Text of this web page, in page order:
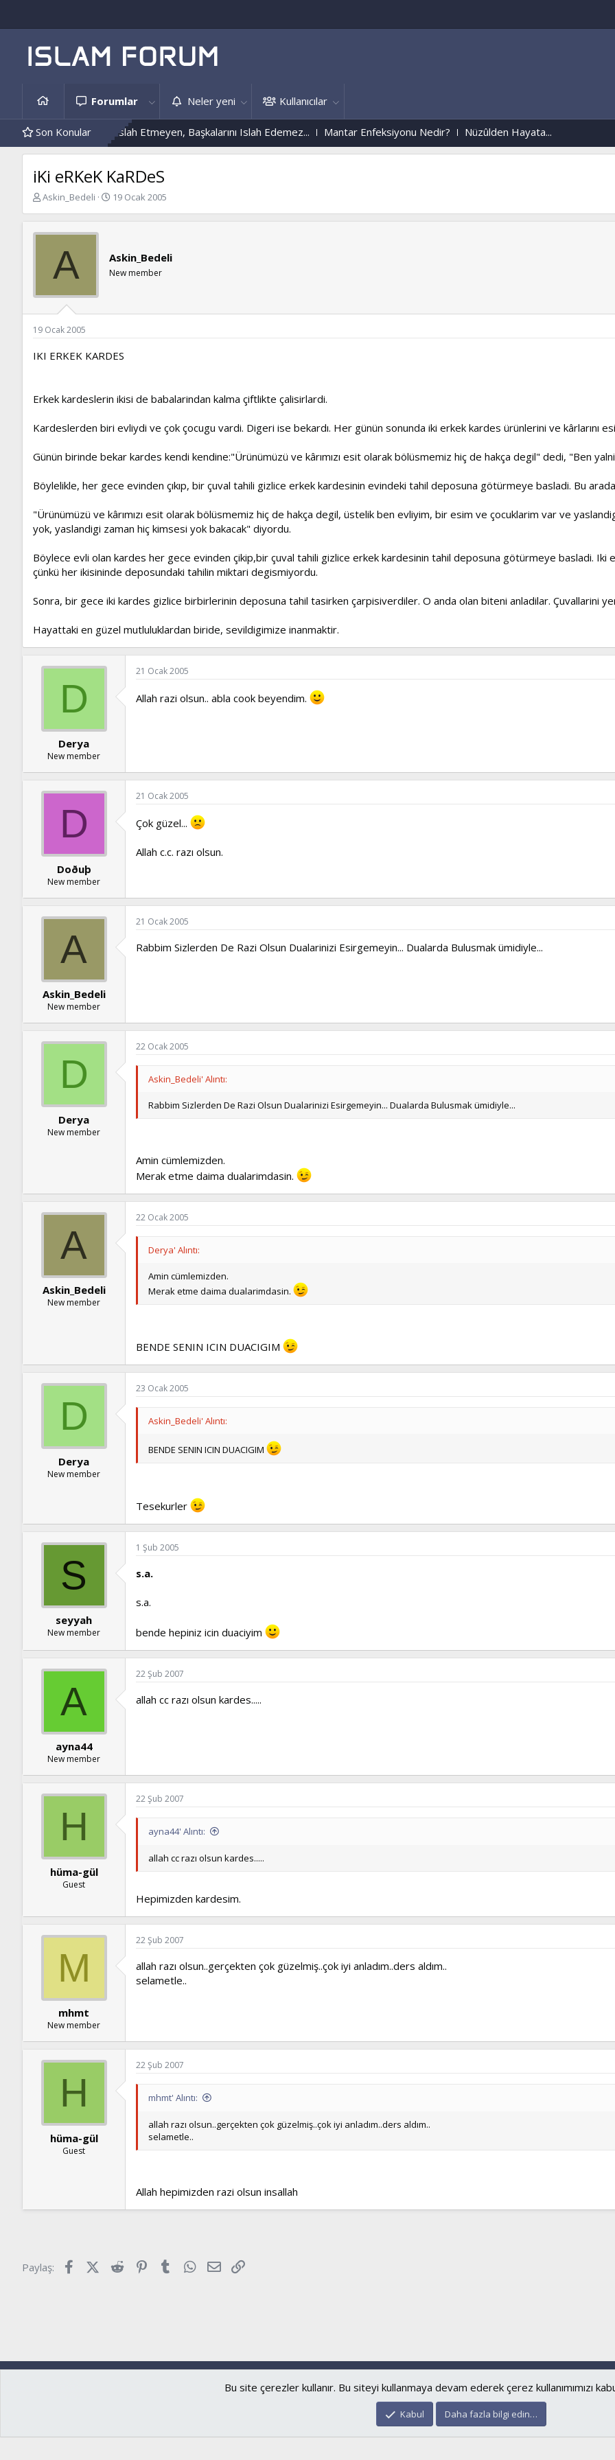
Forumlar Neler yeni Kullanıcılar
Son Konular
Kendini Islah Etmeyen, Başkalarını Islah Edemez... Mantar Enfeksiyonu Nedir? Nüzûlden Hayata...
iKi eRKeK KaRDeS
K
b
a
a
a
Askin_Bedeli
B
n
g
h
19 Ocak 2005
A Askin_Bedeli
New member
19 Ocak 2005
IKI ERKEK KARDES
Erkek kardeslerin ikisi de babalarindan kalma çiftlikte çalisirlardi.
Kardeslerden biri evliydi ve çok çocugu vardi. Digeri ise bekardı. Her günün sonunda iki erkek kardes ürünlerini ve kârlarını
Günün birinde bekar kardes kendi kendine:"Ürünümüzü ve kârımızı esit olarak bölüsmemiz hiç de hakça degil" dedi, "Ben
Böylelikle, her gece evinden çıkıp, bir çuval tahili gizlice erkek kardesinin evindeki tahil deposuna götürmeye basladi. Bu
"Ürünümüzü ve kârımızı esit olarak bölüsmemiz hiç de hakça degil, üstelik ben evliyim, bir esim ve çocuklarim var ve
yok, yaslandigi zaman hiç kimsesi yok bakacak" diyordu.
Böylece evli olan kardes her gece evinden çikip,bir çuval tahili gizlice erkek kardesinin tahil deposuna götürmeye basladi.
çünkü her ikisininde deposundaki tahilin miktari degismiyordu.
Sonra, bir gece iki kardes gizlice birbirlerinin deposuna tahil tasirken çarpisiverdiler. O anda olan biteni anladilar. Çuvallarini
Hayattaki en güzel mutluluklardan biride, sevildigimize inanmaktir.
D
Derya
New member
21 Ocak 2005
Allah razi olsun.. abla cook beyendim.
D
Doðuþ
New member
21 Ocak 2005
Çok güzel...
Allah c.c. razı olsun.
A
Askin_Bedeli
New member
21 Ocak 2005
Rabbim Sizlerden De Razi Olsun Dualarinizi Esirgemeyin... Dualarda Bulusmak ümidiyle...
D
Derya
New member
22 Ocak 2005
Askin_Bedeli' Alıntı:
Rabbim Sizlerden De Razi Olsun Dualarinizi Esirgemeyin... Dualarda Bulusmak ümidiyle...
Amin cümlemizden.
Merak etme daima dualarimdasin.
A
Askin_Bedeli
New member
22 Ocak 2005
Derya' Alıntı:
Amin cümlemizden.
Merak etme daima dualarimdasin.
BENDE SENIN ICIN DUACIGIM
D
Derya
New member
23 Ocak 2005
Askin_Bedeli' Alıntı:
BENDE SENIN ICIN DUACIGIM
Tesekurler
S
seyyah
New member
1 Şub 2005
s.a.
s.a.
bende hepiniz icin duaciyim
A
ayna44
New member
22 Şub 2007
allah cc razı olsun kardes.....
H
hüma-gül
Guest
22 Şub 2007
ayna44' Alıntı:
allah cc razı olsun kardes.....
Hepimizden kardesim.
M
mhmt
New member
22 Şub 2007
allah razı olsun..gerçekten çok güzelmiş..çok iyi anladım..ders aldım..
selametle..
H
hüma-gül
Guest
22 Şub 2007
mhmt' Alıntı:
allah razı olsun..gerçekten çok güzelmiş..çok iyi anladım..ders aldım..
selametle..
Allah hepimizden razi olsun insallah
Paylaş: FacebookX (Twitter)
Reddit PinterestTumblrWhatsApp
E-posta
Community platform by XenForo
© 2010-2024 XenForo Ltd.
islamforum.com.tr © 2001 - 2024